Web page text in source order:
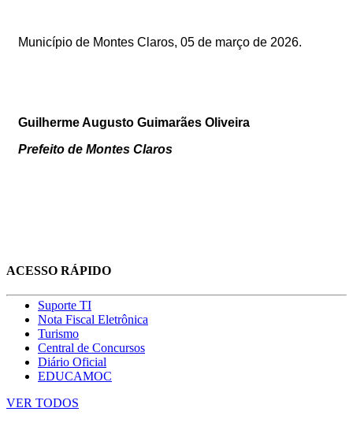
Município de Montes Claros, 05 de março de 2026.
Guilherme Augusto Guimarães Oliveira
Prefeito de Montes Claros
ACESSO RÁPIDO
Suporte TI
Nota Fiscal Eletrônica
Turismo
Central de Concursos
Diário Oficial
EDUCAMOC
VER TODOS